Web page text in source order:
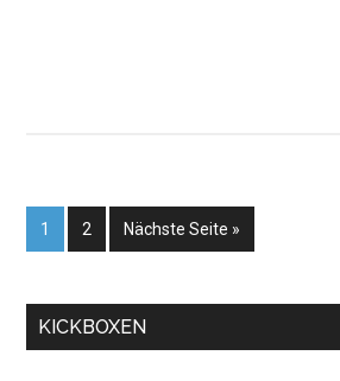
1 2 Nächste Seite »
KICKBOXEN